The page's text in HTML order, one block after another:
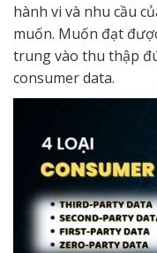
hành vi và nhu cầu
muốn. Muốn đạt
trung vào thu thập
consumer data.